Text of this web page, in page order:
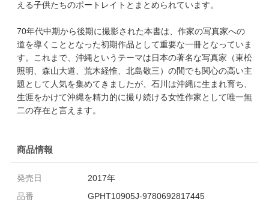
える子供たちのポートレイトとまとめられています。
70年代中期から後期に撮影された本書は、作家の写真家への
道を導くこととなった初期作品として重要な一冊となっていま
す。これまで、沖縄というテーマは日本の著名な写真家（東松
照明、森山大道、荒木経惟、北島敬三）の間でも関心の高い主
題として人気を集めてきましたが、石川は沖縄に生まれ育ち、
生涯をかけて沖縄を精力的に撮り続ける女性作家として唯一無
二の存在と言えます。
商品情報
発売日
2017年
品番
GPHT10905J-9780692817445